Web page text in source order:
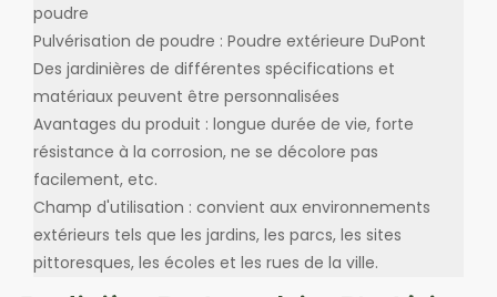
poudre
Pulvérisation de poudre : Poudre extérieure DuPont
Des jardinières de différentes spécifications et
matériaux peuvent être personnalisées
Avantages du produit : longue durée de vie, forte
résistance à la corrosion, ne se décolore pas
facilement, etc.
Champ d'utilisation : convient aux environnements
extérieurs tels que les jardins, les parcs, les sites
pittoresques, les écoles et les rues de la ville.